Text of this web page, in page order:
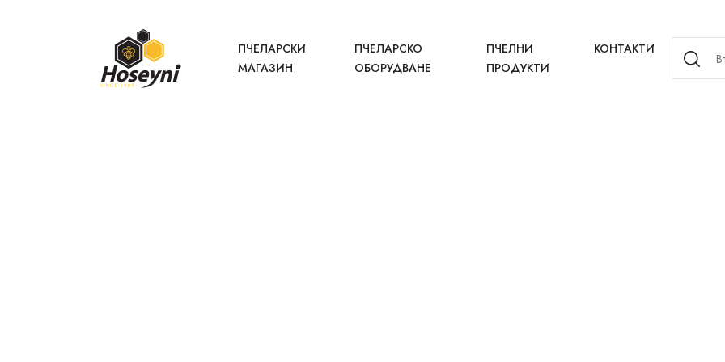
ПЧЕЛАРСКИ
МАГАЗИН
ПЧЕЛАРСКО
ОБОРУДВАНЕ
ПЧЕЛНИ
ПРОДУКТИ
КОНТАКТИ